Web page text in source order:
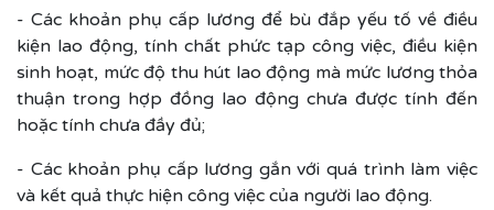
- Các khoản phụ cấp lương để bù đắp yếu tố về điều
kiện lao động, tính chất phức tạp công việc, điều kiện
sinh hoạt, mức độ thu hút lao động mà mức lương thỏa
thuận trong hợp đồng lao động chưa được tính đến
hoặc tính chưa đầy đủ;
- Các khoản phụ cấp lương gắn với quá trình làm việc
và kết quả thực hiện công việc của người lao động.